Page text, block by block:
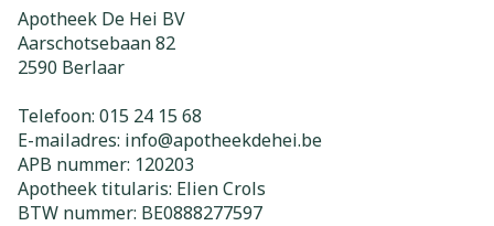
Apotheek De Hei BV
Aarschotsebaan 82
2590 Berlaar
Telefoon: 015 24 15 68
E-mailadres: info@apotheekdehei.be
APB nummer: 120203
Apotheek titularis: Elien Crols
BTW nummer: BE0888277597